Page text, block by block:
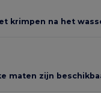
krimpen na het
maten zijn